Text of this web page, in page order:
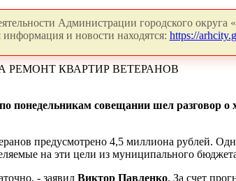
Администрации городского округа
информация и новости находятся: https://
РЕМОНТ КВАРТИР ВЕТЕРАНОВ
понедельникам совещании шел разговор
предусмотрено 4,5 миллиона рублей.
на эти цели из муниципального
- заявил Виктор Павленко. За счет